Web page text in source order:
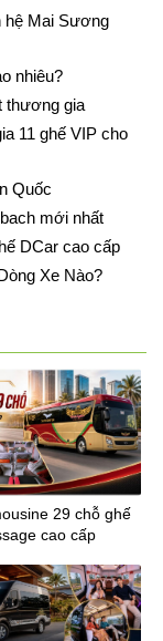
hệ Mai Sương
nhiêu?
thương gia
11 ghế VIP cho
Quốc
mới nhất
DCar cao cấp
Xe Nào?
29 chỗ ghế
cao cấp